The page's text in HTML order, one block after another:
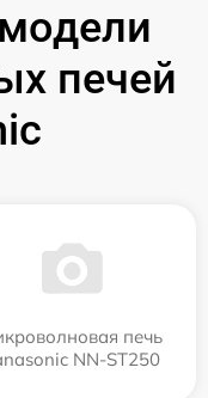
печей
печь
NN-ST250